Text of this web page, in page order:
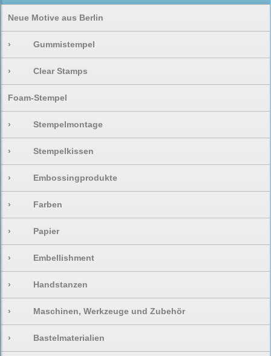
Neue Motive aus Berlin
› Gummistempel
› Clear Stamps
Foam-Stempel
› Stempelmontage
› Stempelkissen
› Embossingprodukte
› Farben
› Papier
› Embellishment
› Handstanzen
› Maschinen, Werkzeuge und Zubehör
› Bastelmaterialien